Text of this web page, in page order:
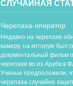
СЛУЧАЙНАЯ
Черепаха-оператор
Недавно на черепахе
камеру, на которую был
документальный фильм
черепахи во из Арубв в
Ученые предположили,
черепаха случайно